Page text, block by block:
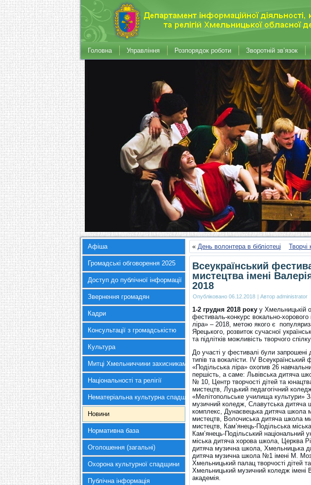
Головна Управління Розпорядок роботи Зворотній зв’язок
Афіша
Громадські обговорення 2025
Доступ до публічної інформації
Звернення громадян
Кадри
Консультації з громадськістю
Культура
Митці Хмельниччини захисникам України
Національності та релігії
Нематеріальна культурна спадщина
Новини
Нормативна база
Оголошення (загальні)
Охорона культурної спадщини
Публічна інформація
« День волонтера в бібліотеці Творчі
Всеукраїнський
мистецтва імені
2018
Опубліковано 06.12.2018 | Автор administrator
1-2 грудня 2018 року у Хмельницькій
фестиваль-конкурс вокально-хорового
ліра» – 2018, метою якого є
Ярецького, розвиток сучасної
та підлітків можливість творчого
До участі у фестивалі були запрошені
типів та вокалісти. IV
«Подільська ліра» охопив 26
першість, а саме: Львівська дитяча
№ 10, Центр творчості дітей та
мистецтв, Луцький педагогічний
«Мелітопольське училища культури»
музичний коледж, Славутська дитяча
комплекс, Дунаєвецька дитяча школа
мистецтв, Волочиська дитяча школа
мистецтв, Кам’янець-Подільська
Кам’янець-Подільський національний
міська дитяча хорова школа, Церква
дитяча музична школа, Хмельницька
дитяча музична школа №1 імені М.
Хмельницький палац творчості дітей
Хмельницький музичний коледж імені
академія.